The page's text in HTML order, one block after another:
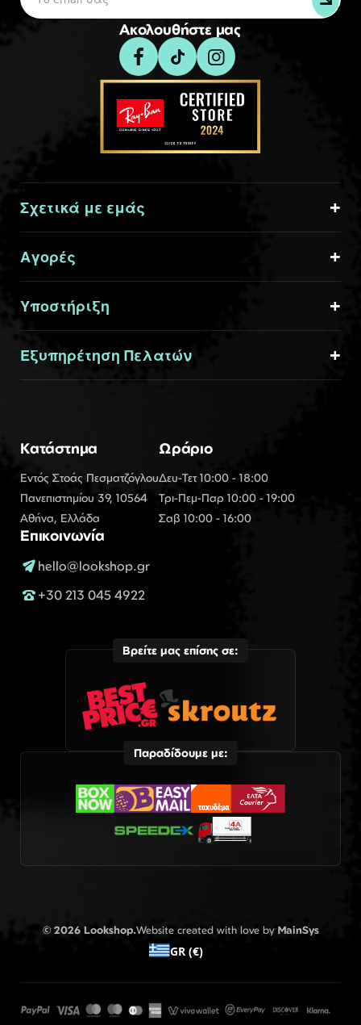
Ακολουθήστε μας
Σχετικά με εμάς
Αγορές
Υποστήριξη
Εξυπηρέτηση Πελατών
Κατάστημα
Εντός Στοάς Πεσματζόγλου
Πανεπιστημίου 39, 10564
Αθήνα, Ελλάδα
Ωράριο
Δευ-Τετ 10:00 - 18:00
Τρι-Πεμ-Παρ 10:00 - 19:00
Σαβ 10:00 - 16:00
Επικοινωνία
hello@lookshop.gr
+30 213 045 4922
Βρείτε μας επίσης σε:
Παραδίδουμε με:
© 2026 Lookshop.Website created with love by MainSys
GR (€)